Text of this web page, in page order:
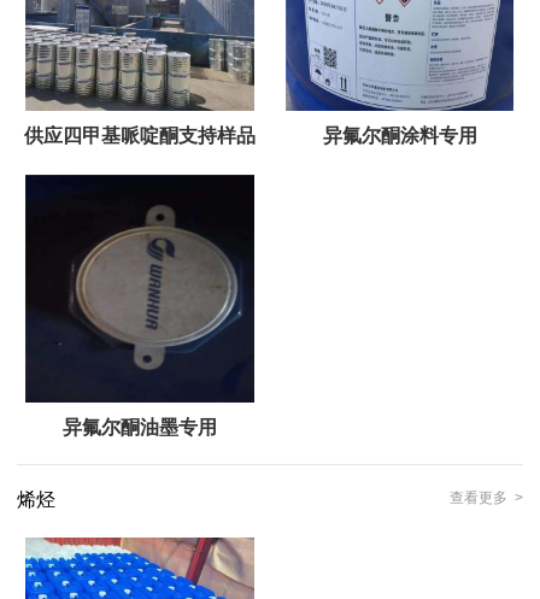
供应四甲基哌啶酮支持样品 异氟尔酮涂料专用
异氟尔酮油墨专用
烯烃 查看更多 >